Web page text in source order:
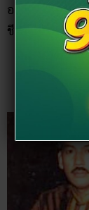
อาวุโสท่านนี้ ก็อ
ชีวิต ถ้าถูกหวยม